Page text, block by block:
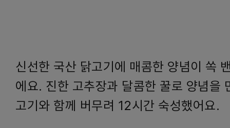
신선한 국산 닭고기에 매콤한 양념이 쏙
에요. 진한 고추장과 달콤한 꿀로 양념을
고기와 함께 버무려 12시간 숙성했어요.